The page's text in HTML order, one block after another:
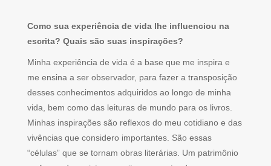
Como sua experiência de vida lhe influenciou na
escrita? Quais são suas inspirações?
Minha experiência de vida é a base que me inspira e
me ensina a ser observador, para fazer a transposição
desses conhecimentos adquiridos ao longo de minha
vida, bem como das leituras de mundo para os livros.
Minhas inspirações são reflexos do meu cotidiano e das
vivências que considero importantes. São essas
“células” que se tornam obras literárias. Um patrimônio